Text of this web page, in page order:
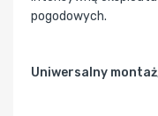
pogodowych.
Uniwersalny